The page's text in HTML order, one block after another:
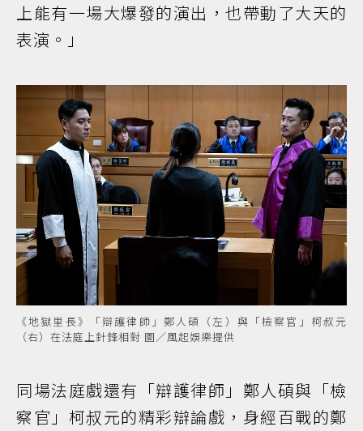
上能有一場大爆發的演出，也帶動了大天的
表演。」
《地獄里長》「辯護律師」鄭人碩（左）與「檢察官」柯叔元
（右）在法庭上針鋒相對 圖／風起娛樂提供
同場法庭戲還有「辯護律師」鄭人碩與「檢
察官」柯叔元的精彩辯論戲，身經百戰的鄭